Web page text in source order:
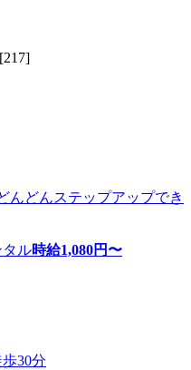
んどんステップアップでき
ル時給1,080円〜
30分